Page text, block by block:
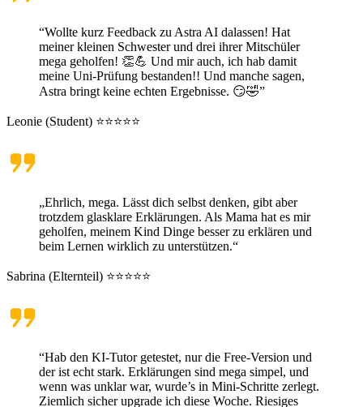
“Wollte kurz Feedback zu Astra AI dalassen! Hat
meiner kleinen Schwester und drei ihrer Mitschüler
mega geholfen! 👏💪 Und mir auch, ich hab damit
meine Uni-Prüfung bestanden!! Und manche sagen,
Astra bringt keine echten Ergebnisse. 😏🤣”
Leonie (Student) ⭐⭐⭐⭐⭐
„Ehrlich, mega. Lässt dich selbst denken, gibt aber
trotzdem glasklare Erklärungen. Als Mama hat es mir
geholfen, meinem Kind Dinge besser zu erklären und
beim Lernen wirklich zu unterstützen.“
Sabrina (Elternteil) ⭐⭐⭐⭐⭐
“Hab den KI-Tutor getestet, nur die Free-Version und
der ist echt stark. Erklärungen sind mega simpel, und
wenn was unklar war, wurde’s in Mini-Schritte zerlegt.
Ziemlich sicher upgrade ich diese Woche. Riesiges